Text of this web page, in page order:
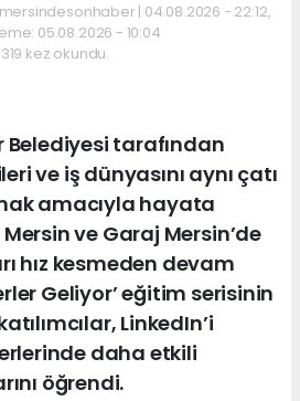
| 04.08.2026 - 22:12,
05.08.2026 - 10:04
kez okundu.
Belediyesi tarafından
ve iş dünyasını aynı çatı
amacıyla hayata
ve Garaj Mersin’de
hız kesmeden devam
Geliyor’ eğitim serisinin
LinkedIn’i
daha etkili
öğrendi.